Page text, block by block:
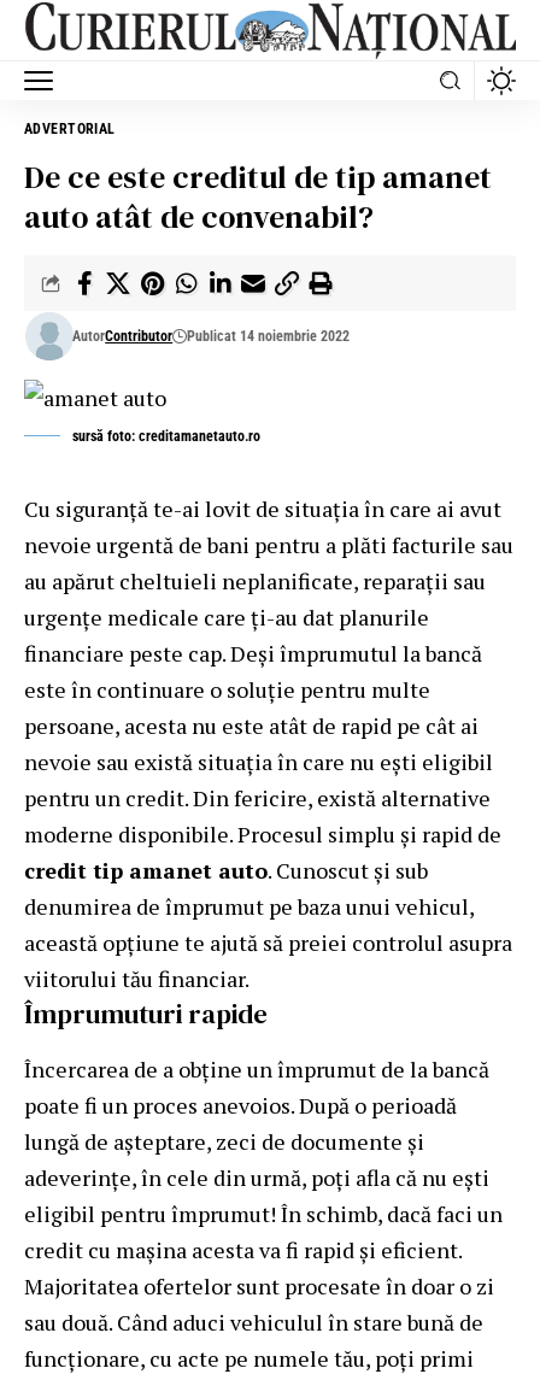
ADVERTORIAL
De ce este creditul de tip amanet
auto atât de convenabil?
AutorContributor Publicat 14 noiembrie 2022
sursă foto: creditamanetauto.ro
Cu siguranţă te-ai lovit de situaţia în care ai avut
nevoie urgentă de bani pentru a plăti facturile sau
au apărut cheltuieli neplanificate, reparaţii sau
urgenţe medicale care ţi-au dat planurile
financiare peste cap. Deşi împrumutul la bancă
este în continuare o soluţie pentru multe
persoane, acesta nu este atât de rapid pe cât ai
nevoie sau există situaţia în care nu eşti eligibil
pentru un credit. Din fericire, există alternative
moderne disponibile. Procesul simplu și rapid de
credit tip amanet auto. Cunoscut și sub
denumirea de împrumut pe baza unui vehicul,
această opțiune te ajută să preiei controlul asupra
viitorului tău financiar.
Împrumuturi rapide
Încercarea de a obține un împrumut de la bancă
poate fi un proces anevoios. După o perioadă
lungă de aşteptare, zeci de documente şi
adeverinţe, în cele din urmă, poţi afla că nu eşti
eligibil pentru împrumut! În schimb, dacă faci un
credit cu mașina acesta va fi rapid și eficient.
Majoritatea ofertelor sunt procesate în doar o zi
sau două. Când aduci vehiculul în stare bună de
funcționare, cu acte pe numele tău, poți primi